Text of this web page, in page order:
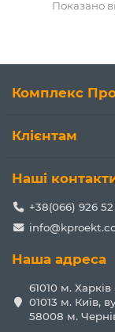
Показано
Комплекс
Клієнтам
Наші
+38(066) 926 52
Наша адреса
61010 м.
01013 м. Київ,
58008 м.